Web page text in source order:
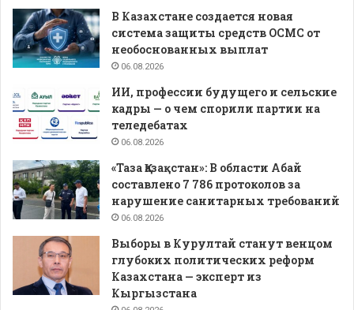
В Казахстане создается новая
система защиты средств ОСМС от
необоснованных выплат
06.08.2026
ИИ, профессии будущего и сельские
кадры — о чем спорили партии на
теледебатах
06.08.2026
«Таза Қазақстан»: В области Абай
составлено 7 786 протоколов за
нарушение санитарных требований
06.08.2026
Выборы в Курултай станут венцом
глубоких политических реформ
Казахстана — эксперт из
Кыргызстана